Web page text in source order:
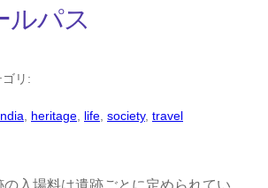
ルパス
ゴリ:
heritage life society, travel
の入場料は遺跡ごとに定められてい